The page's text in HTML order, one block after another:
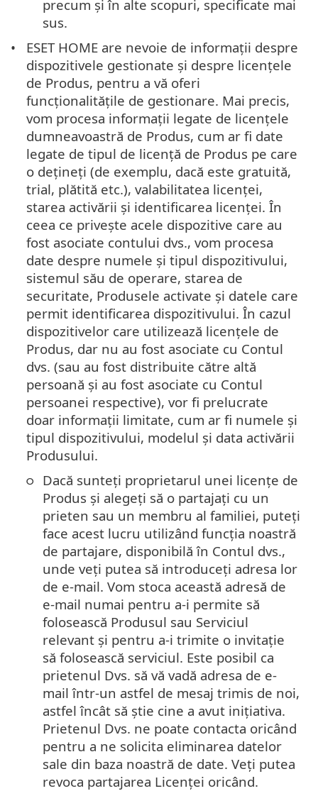
precum și în alte scopuri, specificate mai
sus.
ESET HOME are nevoie de informații despre
dispozitivele gestionate și despre licențele
de Produs, pentru a vă oferi
funcționalitățile de gestionare. Mai precis,
vom procesa informații legate de licențele
dumneavoastră de Produs, cum ar fi date
legate de tipul de licență de Produs pe care
o dețineți (de exemplu, dacă este gratuită,
trial, plătită etc.), valabilitatea licenței,
starea activării și identificarea licenței. În
ceea ce privește acele dispozitive care au
fost asociate contului dvs., vom procesa
date despre numele și tipul dispozitivului,
sistemul său de operare, starea de
securitate, Produsele activate și datele care
permit identificarea dispozitivului. În cazul
dispozitivelor care utilizează licențele de
Produs, dar nu au fost asociate cu Contul
dvs. (sau au fost distribuite către altă
persoană și au fost asociate cu Contul
persoanei respective), vor fi prelucrate
doar informații limitate, cum ar fi numele și
tipul dispozitivului, modelul și data activării
Produsului.
Dacă sunteți proprietarul unei licențe de
Produs și alegeți să o partajați cu un
prieten sau un membru al familiei, puteți
face acest lucru utilizând funcția noastră
de partajare, disponibilă în Contul dvs.,
unde veți putea să introduceți adresa lor
de e-mail. Vom stoca această adresă de
e-mail numai pentru a-i permite să
folosească Produsul sau Serviciul
relevant și pentru a-i trimite o invitație
să folosească serviciul. Este posibil ca
prietenul Dvs. să vă vadă adresa de e-
mail într-un astfel de mesaj trimis de noi,
astfel încât să știe cine a avut inițiativa.
Prietenul Dvs. ne poate contacta oricând
pentru a ne solicita eliminarea datelor
sale din baza noastră de date. Veți putea
revoca partajarea Licenței oricând.